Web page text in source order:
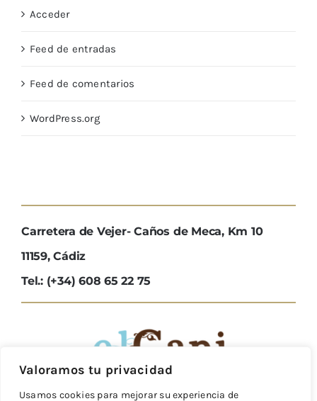
Valoramos tu privacidad
Usamos cookies para mejorar su experiencia de
Acceder
Feed de entradas
Feed de comentarios
WordPress.org
Carretera de Vejer- Caños de Meca, Km 10
11159, Cádiz
Tel.: (+34) 608 65 22 75